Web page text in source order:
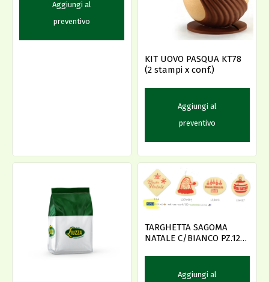
Aggiungi al
preventivo
KIT UOVO PASQUA KT78
(2 stampi x conf.)
Aggiungi al
preventivo
TARGHETTA SAGOMA
NATALE C/BIANCO PZ.120
Aggiungi al